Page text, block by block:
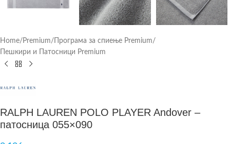
Home/ Premium/ Програма за спиење Premium/
Пешкири и Патосници Premium
RALPH LAUREN POLO PLAYER Andover –
патосница 055×090